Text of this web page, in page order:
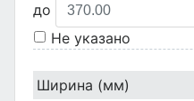
до
Не указано
Ширина (мм)